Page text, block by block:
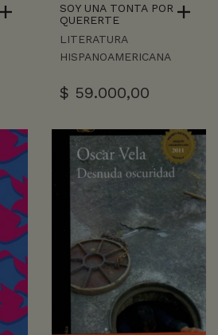
SOY UNA TONTA POR
QUERERTE
LITERATURA
HISPANOAMERICANA
$ 59.000,00